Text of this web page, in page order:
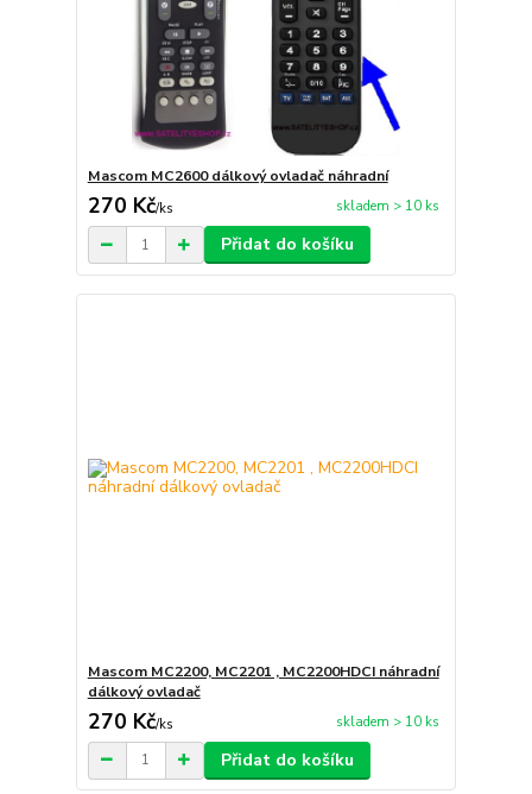
Mascom MC2600 dálkový ovladač náhradní
270 Kč/ks skladem > 10 ks
Přidat do košíku
Mascom MC2200, MC2201 , MC2200HDCI náhradní
dálkový ovladač
270 Kč/ks skladem > 10 ks
Přidat do košíku